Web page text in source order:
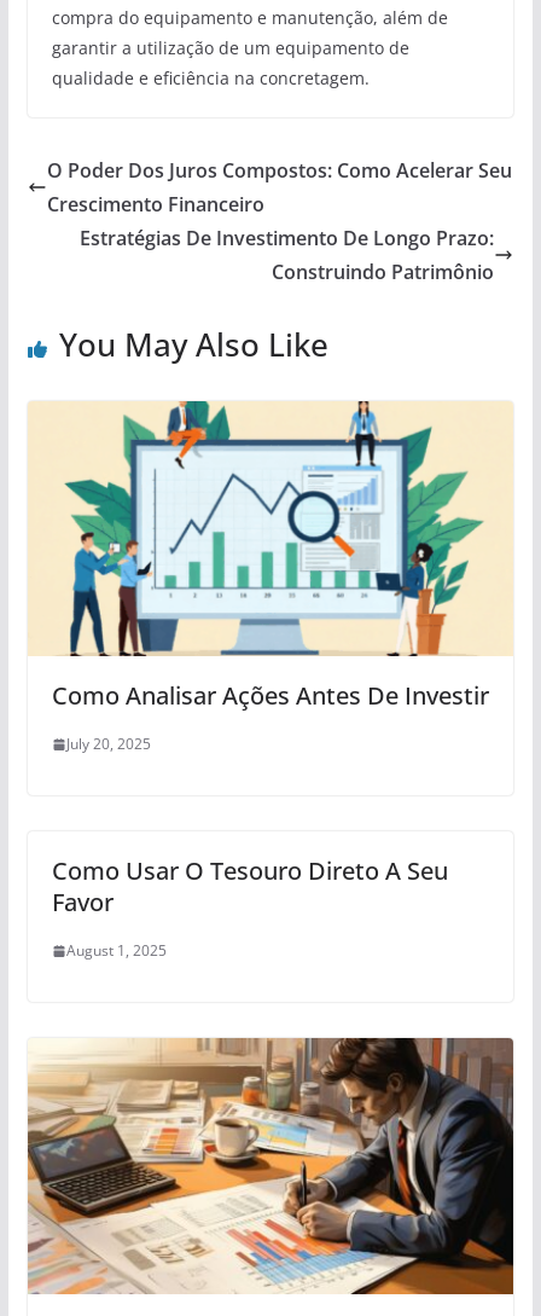
compra do equipamento e manutenção, além de
garantir a utilização de um equipamento de
qualidade e eficiência na concretagem.
O Poder Dos Juros Compostos: Como Acelerar Seu
Crescimento Financeiro
Estratégias De Investimento De Longo Prazo:
Construindo Patrimônio
You May Also Like
Como Analisar Ações Antes De Investir
July 20, 2025
Como Usar O Tesouro Direto A Seu
Favor
August 1, 2025